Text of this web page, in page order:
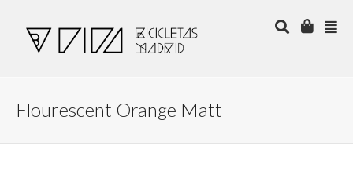
Flourescent Orange Matt